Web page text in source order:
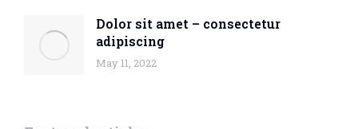
Dolor sit amet – consectetur
adipiscing
May 11, 2022